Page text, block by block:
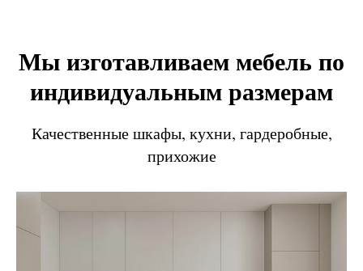
Мы изготавливаем мебель по
индивидуальным размерам
Качественные шкафы, кухни, гардеробные,
прихожие